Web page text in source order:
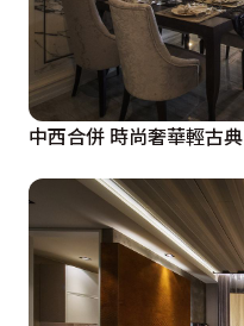
中西合併 時尚奢華輕古典